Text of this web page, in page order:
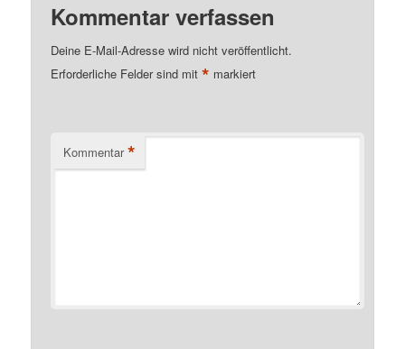
Kommentar verfassen
Deine E-Mail-Adresse wird nicht veröffentlicht.
Erforderliche Felder sind mit* markiert
Kommentar *